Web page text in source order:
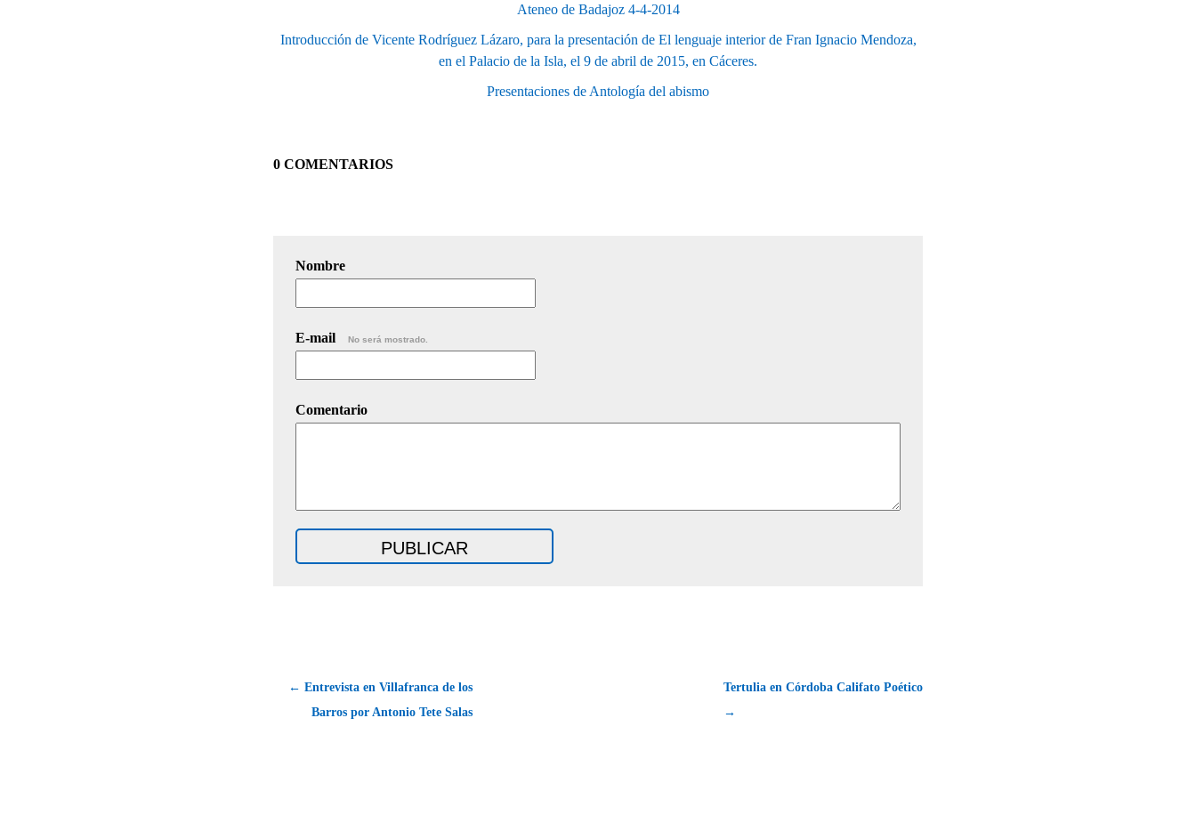
Ateneo de Badajoz 4-4-2014
Introducción de Vicente Rodríguez Lázaro, para la presentación de El lenguaje interior de Fran Ignacio Mendoza,
en el Palacio de la Isla, el 9 de abril de 2015, en Cáceres.
Presentaciones de Antología del abismo
0 COMENTARIOS
Nombre
E-mail No será mostrado.
Comentario
← Entrevista en Villafranca de los
Barros por Antonio Tete Salas
Tertulia en Córdoba Califato Poético
→